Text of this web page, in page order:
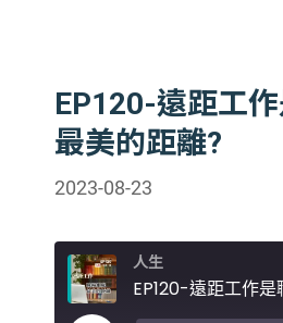
EP120-遠距工
最美的距離?
2023-08-23
人生
EP120-遠距工作是